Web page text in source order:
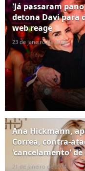
'Já passaram
detona Davi para
web reage
23 de janeiro de 2024
Ana Hickmann,
Correa, contra-
'cancelamento'
21 de janeiro de 2024